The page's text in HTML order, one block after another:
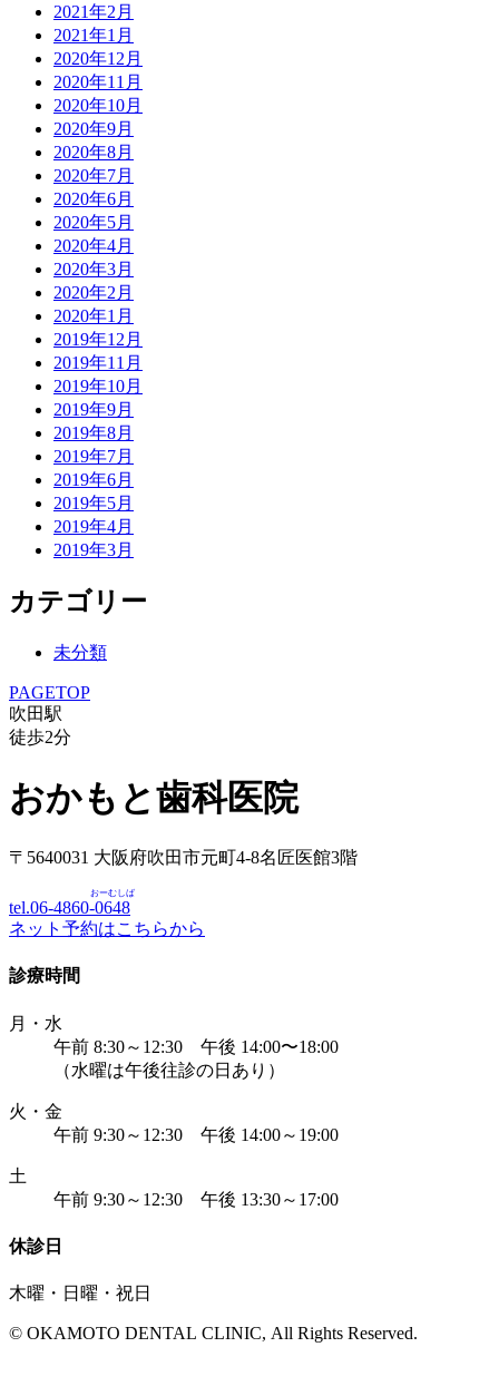
2021年2月
2021年1月
2020年12月
2020年11月
2020年10月
2020年9月
2020年8月
2020年7月
2020年6月
2020年5月
2020年4月
2020年3月
2020年2月
2020年1月
2019年12月
2019年11月
2019年10月
2019年9月
2019年8月
2019年7月
2019年6月
2019年5月
2019年4月
2019年3月
カテゴリー
未分類
PAGETOP
吹田駅
徒歩2分
おかもと歯科医院
〒5640031 大阪府吹田市元町4-8名匠医館3階
tel.06-4860-0648
おーむしば
ネット予約はこちらから
診療時間
月・水
午前 8:30～12:30 午後 14:00〜18:00
（水曜は午後往診の日あり）
火・金
午前 9:30～12:30 午後 14:00～19:00
土
午前 9:30～12:30 午後 13:30～17:00
休診日
木曜・日曜・祝日
© OKAMOTO DENTAL CLINIC, All Rights Reserved.